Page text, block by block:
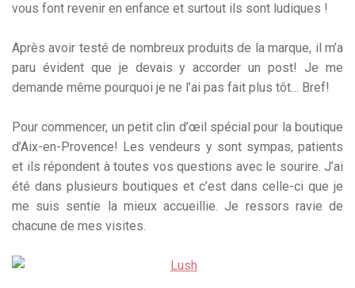
vous font revenir en enfance et surtout ils sont ludiques !
Après avoir testé de nombreux produits de la marque, il m’a
paru évident que je devais y accorder un post! Je me
demande même pourquoi je ne l’ai pas fait plus tôt… Bref!
Pour commencer, un petit clin d’œil spécial pour la boutique
d’Aix-en-Provence! Les vendeurs y sont sympas, patients
et ils répondent à toutes vos questions avec le sourire. J’ai
été dans plusieurs boutiques et c’est dans celle-ci que je
me suis sentie la mieux accueillie. Je ressors ravie de
chacune de mes visites.